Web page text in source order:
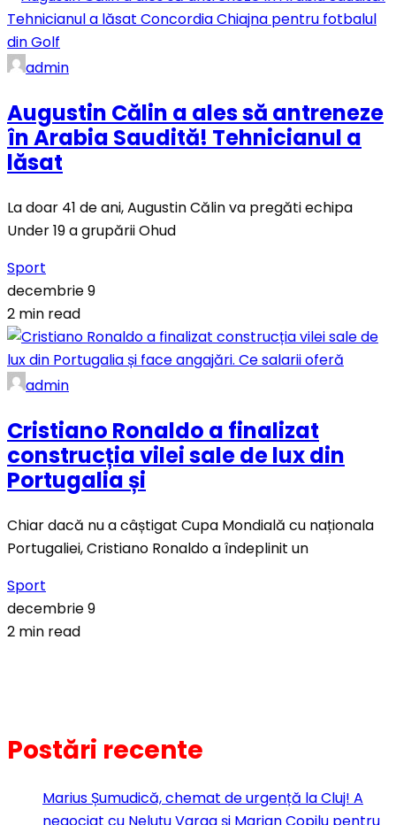
admin
Augustin Călin a ales să antreneze
în Arabia Saudită! Tehnicianul a
lăsat
La doar 41 de ani, Augustin Călin va pregăti echipa
Under 19 a grupării Ohud
Sport
decembrie 9
2 min read
admin
Cristiano Ronaldo a finalizat
construcția vilei sale de lux din
Portugalia și
Chiar dacă nu a câștigat Cupa Mondială cu naționala
Portugaliei, Cristiano Ronaldo a îndeplinit un
Sport
decembrie 9
2 min read
Postări recente
Marius Șumudică, chemat de urgență la Cluj! A